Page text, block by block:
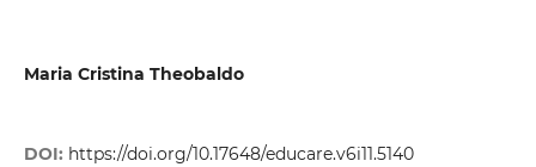
Maria Cristina Theobaldo
DOI: https://doi.org/10.17648/educare.v6i11.5140